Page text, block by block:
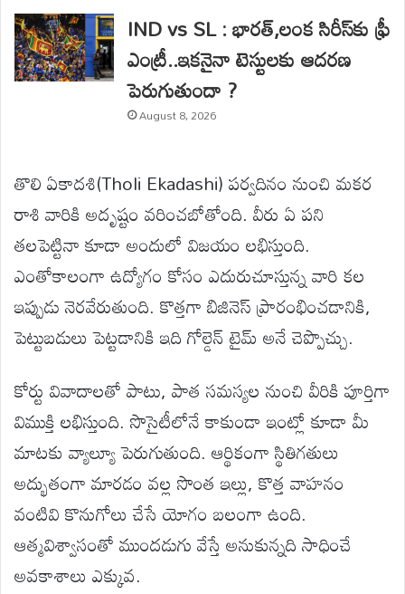
IND vs SL : భారత్,లంక సిరీస్‌కు ఫ్రీ
ఎంట్రీ..ఇకనైనా టెస్టులకు ఆదరణ
పెరుగుతుందా ?
August 8, 2026
తొలి ఏకాదశి(Tholi Ekadashi) పర్వదినం నుంచి మకర
రాశి వారికి అదృష్టం వరించబోతోంది. వీరు ఏ పని
తలపెట్టినా కూడా అందులో విజయం లభిస్తుంది.
ఎంతోకాలంగా ఉద్యోగం కోసం ఎదురుచూస్తున్న వారి కల
ఇప్పుడు నెరవేరుతుంది. కొత్తగా బిజినెస్ ప్రారంభించడానికి,
పెట్టుబడులు పెట్టడానికి ఇది గోల్డెన్ టైమ్ అనే చెప్పొచ్చు.
కోర్టు వివాదాలతో పాటు, పాత సమస్యల నుంచి వీరికి పూర్తిగా
విముక్తి లభిస్తుంది. సొసైటీలోనే కాకుండా ఇంట్లో కూడా మీ
మాటకు వ్యాల్యూ పెరుగుతుంది. ఆర్థికంగా స్థితిగతులు
అద్భుతంగా మారడం వల్ల సొంత ఇల్లు, కొత్త వాహనం
వంటివి కొనుగోలు చేసే యోగం బలంగా ఉంది.
ఆత్మవిశ్వాసంతో ముందడుగు వేస్తే అనుకున్నది సాధించే
అవకాశాలు ఎక్కువ.